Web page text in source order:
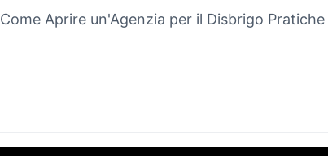
Come Aprire un'Agenzia per il Disbrigo Pratiche